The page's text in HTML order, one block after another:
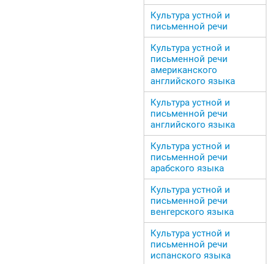
Культура устной и
письменной речи
Культура устной и
письменной речи
американского
английского языка
Культура устной и
письменной речи
английского языка
Культура устной и
письменной речи
арабского языка
Культура устной и
письменной речи
венгерского языка
Культура устной и
письменной речи
испанского языка